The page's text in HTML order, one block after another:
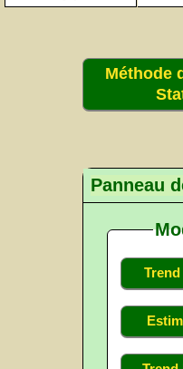
Méthode
Panneau
Trend